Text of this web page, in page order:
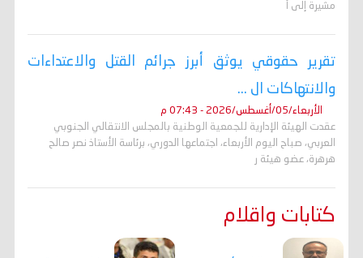
مشيرة إلى أ
تقرير حقوقي يوثق أبرز جرائم القتل والاعتداءات
والانتهاكات ال ...
الأربعاء/05/أغسطس/2026 - 07:43 م
عقدت الهيئة الإدارية للجمعية الوطنية بالمجلس الانتقالي الجنوبي
العربي، صباح اليوم الأربعاء، اجتماعها الدوري، برئاسة الأستاذ نصر صالح
هرهرة، عضو هيئة ر
كتابات واقلام